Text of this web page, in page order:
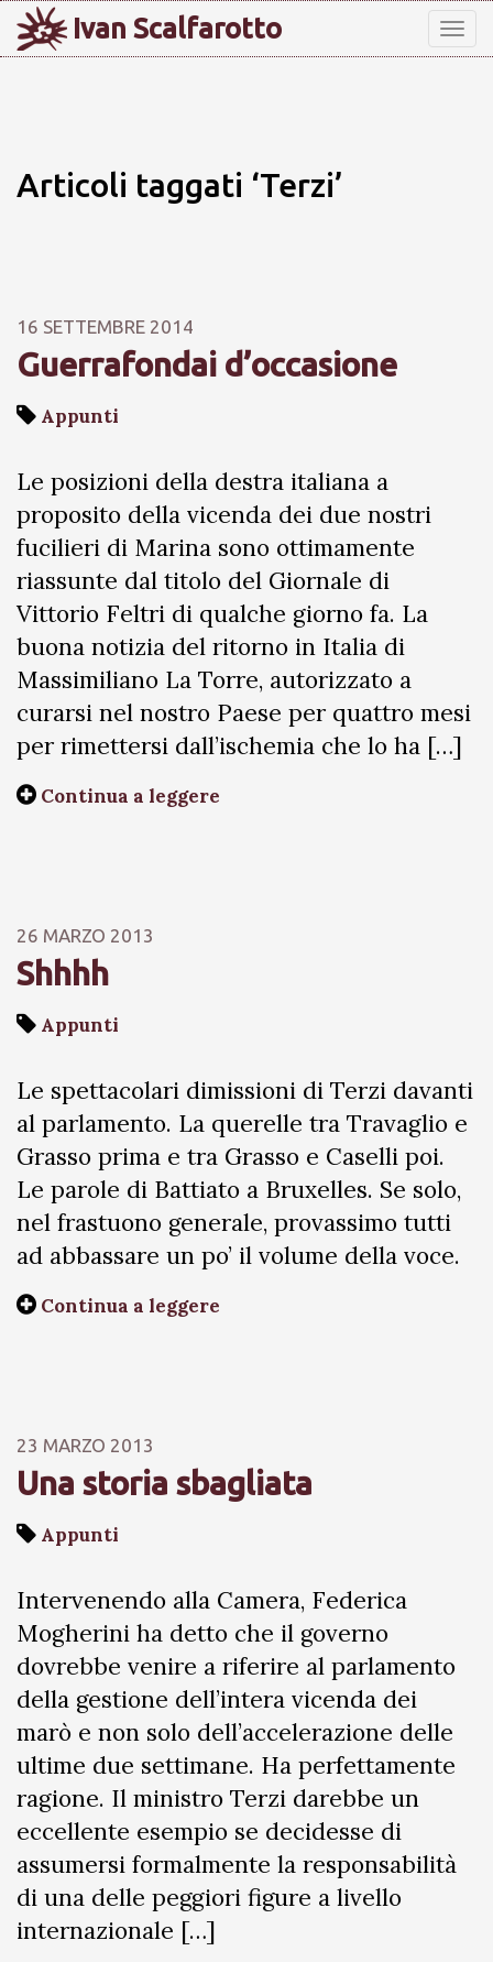
Ivan Scalfarotto
Articoli taggati ‘Terzi’
16 SETTEMBRE 2014
Guerrafondai d’occasione
Appunti
Le posizioni della destra italiana a
proposito della vicenda dei due nostri
fucilieri di Marina sono ottimamente
riassunte dal titolo del Giornale di
Vittorio Feltri di qualche giorno fa. La
buona notizia del ritorno in Italia di
Massimiliano La Torre, autorizzato a
curarsi nel nostro Paese per quattro mesi
per rimettersi dall’ischemia che lo ha […]
Continua a leggere
26 MARZO 2013
Shhhh
Appunti
Le spettacolari dimissioni di Terzi davanti
al parlamento. La querelle tra Travaglio e
Grasso prima e tra Grasso e Caselli poi.
Le parole di Battiato a Bruxelles. Se solo,
nel frastuono generale, provassimo tutti
ad abbassare un po’ il volume della voce.
Continua a leggere
23 MARZO 2013
Una storia sbagliata
Appunti
Intervenendo alla Camera, Federica
Mogherini ha detto che il governo
dovrebbe venire a riferire al parlamento
della gestione dell’intera vicenda dei
marò e non solo dell’accelerazione delle
ultime due settimane. Ha perfettamente
ragione. Il ministro Terzi darebbe un
eccellente esempio se decidesse di
assumersi formalmente la responsabilità
di una delle peggiori figure a livello
internazionale […]